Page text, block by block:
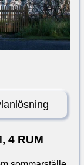
4 RUM